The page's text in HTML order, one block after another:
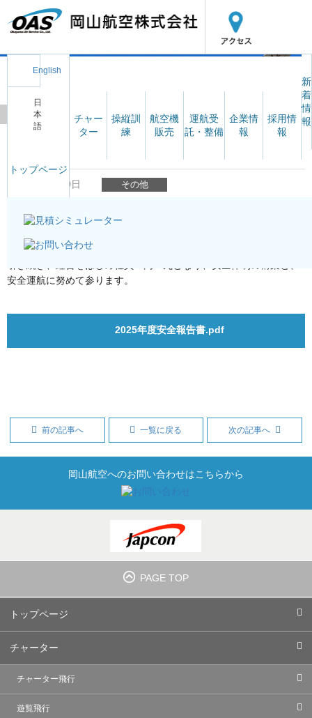
English
日
本
語
トップページ
チャー
ター
操縦訓
練
航空機
販売
運航受
託・整備
企業情
報
採用情
報
新
着
情
報
新着情報・お知らせ 2025年度安全報告書の公表
2026年06月30日 その他
2025年度安全報告書を作成いたしました。
安全運航に努めて参ります。
2025年度安全報告書.pdf
前の記事へ 一覧に戻る 次の記事へ
岡山航空へのお問い合わせはこちらから
PAGE TOP
トップページ
チャーター
チャーター飛行
遊覧飛行